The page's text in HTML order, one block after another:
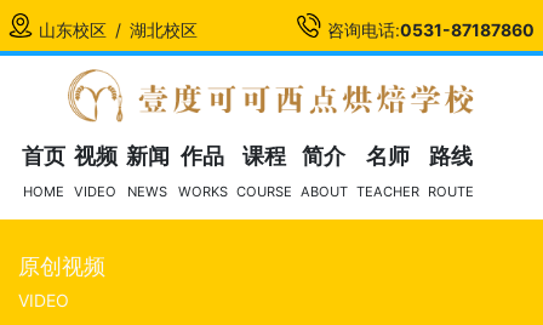
山东校区 / 湖北校区 咨询电话:0531-87187860
首页
HOME
视频
VIDEO
新闻
NEWS
作品
WORKS
课程
COURSE
简介
ABOUT
名师
TEACHER
路线
ROUTE
原创视频
VIDEO